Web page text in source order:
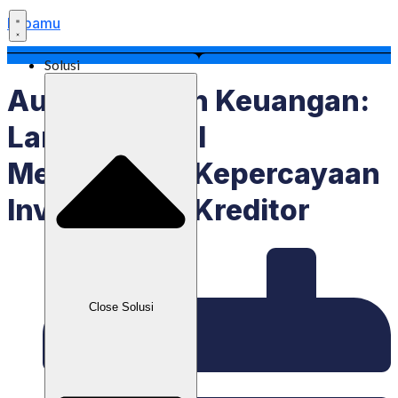
Labamu
Solusi
Close Solusi
Audit Laporan Keuangan:
Langkah Awal
Membangun Kepercayaan
Investor Dan Kreditor